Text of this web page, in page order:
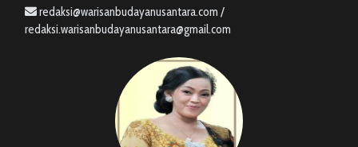
redaksi@warisanbudayanusantara.com /
redaksi.warisanbudayanusantara@gmail.com